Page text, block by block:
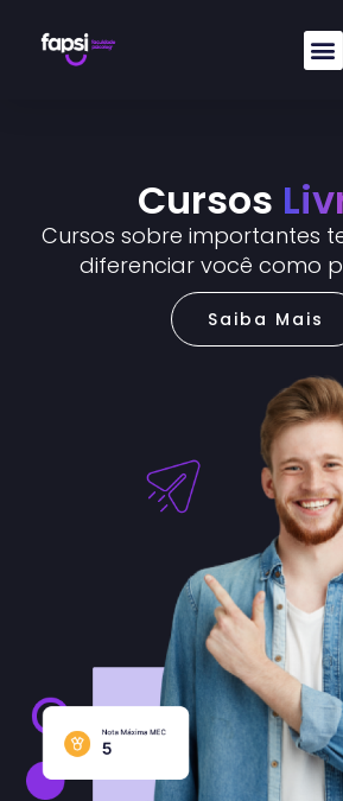
Cursos
Cursos sobre importantes
diferenciar você como
Saiba Mais